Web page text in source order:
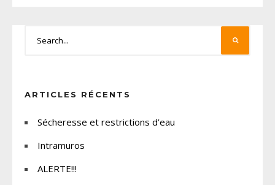
ARTICLES RÉCENTS
Sécheresse et restrictions d’eau
Intramuros
ALERTE!!!